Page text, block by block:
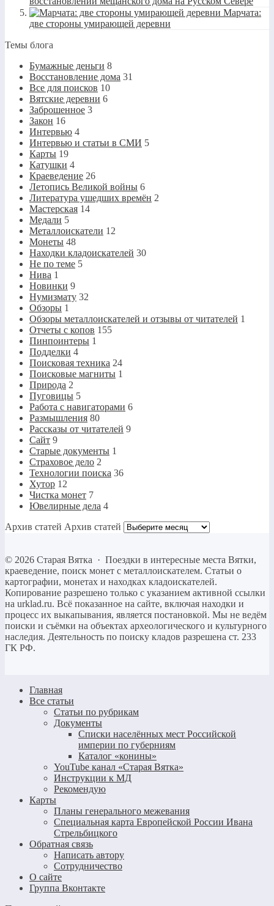
Марчата:
две стороны умирающей деревни
Темы блога
Бумажные деньги 8
Восстановление дома 31
Все для поисков 10
Вятские деревни 6
Заброшенное 3
Закон 16
Интервью 4
Интервью и статьи в СМИ 5
Карты 19
Катушки 4
Краеведение 26
Летопись Великой войны 6
Литература ушедших времён 2
Мастерская 14
Медали 5
Металлоискатели 12
Монеты 48
Находки кладоискателей 30
Не по теме 5
Нива 1
Новинки 9
Нумизмату 32
Обзоры 1
Обзоры металлоискателей и отзывы от читателей 1
Отчеты с копов 155
Пинпоинтеры 1
Подделки 4
Поисковая техника 24
Поисковые магниты 1
Природа 2
Пуговицы 5
Работа с навигаторами 6
Размышления 80
Рассказы от читателей 9
Сайт 9
Старые документы 1
Страховое дело 2
Технологии поиска 36
Хутор 12
Чистка монет 7
Ювелирные дела 4
Архив статей Архив статей
© 2026 Старая Вятка · Поездки в интересные места Вятки,
краеведение, поиск монет с металлоискателем. Статьи о
картографии, монетах и находках кладоискателей.
Копирование разрешено только c указанием активной ссылки
на urklad.ru. Всё показанное на сайте, включая находки и
процесс их выкапывания, является постановкой. Мы не ведём
поиски и съёмки на объектах археологического и культурного
наследия. Деятельность по поиску кладов разрешена ст. 233
ГК РФ.
Главная
Все статьи
Статьи по рубрикам
Документы
Списки населённых мест Российской
империи по губерниям
Каталог «конины»
YouTube канал «Старая Вятка»
Инструкции к МД
Рекомендую
Карты
Планы генерального межевания
Специальная карта Европейской России Ивана
Стрельбицкого
Обратная связь
Написать автору
Сотрудничество
О сайте
Группа Вконтакте